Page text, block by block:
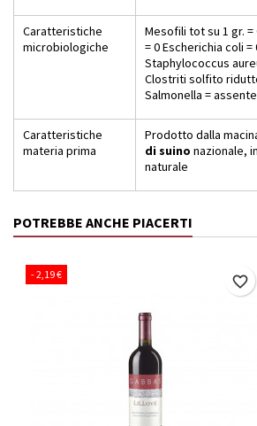
Caratteristiche
microbiologiche
Mesofili tot su 1 gr.
= 0 Escherichia coli =
Staphylococcus
Clostriti solfito
Salmonella = assente
Caratteristiche
materia prima
Prodotto dalla
di suino nazionale,
naturale
POTREBBE ANCHE PIACERTI
- 2,19 € favorite_border